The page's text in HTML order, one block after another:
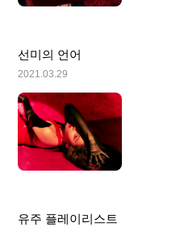
선미의 언어
2021.03.29
유주 플레이리스트